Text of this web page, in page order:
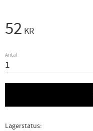
52 KR
Antal
Lagerstatus